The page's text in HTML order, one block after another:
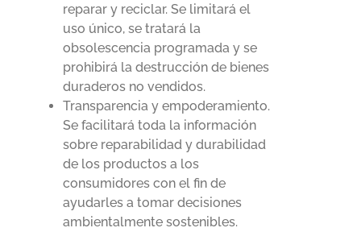
reparar y reciclar. Se limitará el
uso único, se tratará la
obsolescencia programada y se
prohibirá la destrucción de bienes
duraderos no vendidos.
Transparencia y empoderamiento.
Se facilitará toda la información
sobre reparabilidad y durabilidad
de los productos a los
consumidores con el fin de
ayudarles a tomar decisiones
ambientalmente sostenibles.